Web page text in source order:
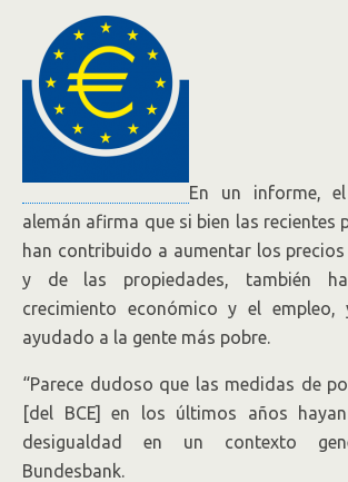
En un informe,
alemán afirma que si bien las recientes
han contribuido a aumentar los
y de las propiedades, también
crecimiento económico y el
ayudado a la gente más pobre.
“Parece dudoso que las medidas de
[del BCE] en los últimos años
desigualdad en un contexto
Bundesbank.